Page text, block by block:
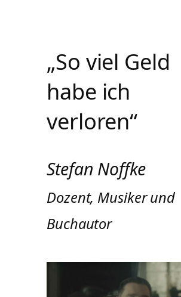
„So viel Geld
habe ich
verloren“
Stefan Noffke
Dozent, Musiker und
Buchautor